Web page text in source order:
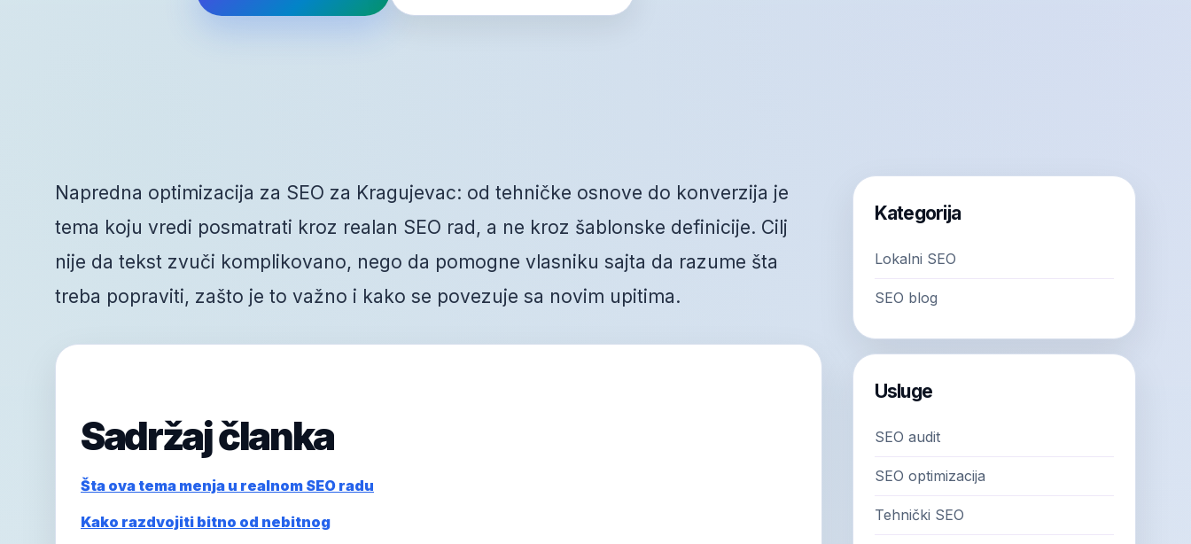
Napredna optimizacija za SEO za Kragujevac: od tehničke osnove do konverzija je
tema koju vredi posmatrati kroz realan SEO rad, a ne kroz šablonske definicije. Cilj
nije da tekst zvuči komplikovano, nego da pomogne vlasniku sajta da razume šta
treba popraviti, zašto je to važno i kako se povezuje sa novim upitima.
Sadržaj članka
Šta ova tema menja u realnom SEO radu
Kako razdvojiti bitno od nebitnog
Kategorija
Lokalni SEO
SEO blog
Usluge
SEO audit
SEO optimizacija
Tehnički SEO